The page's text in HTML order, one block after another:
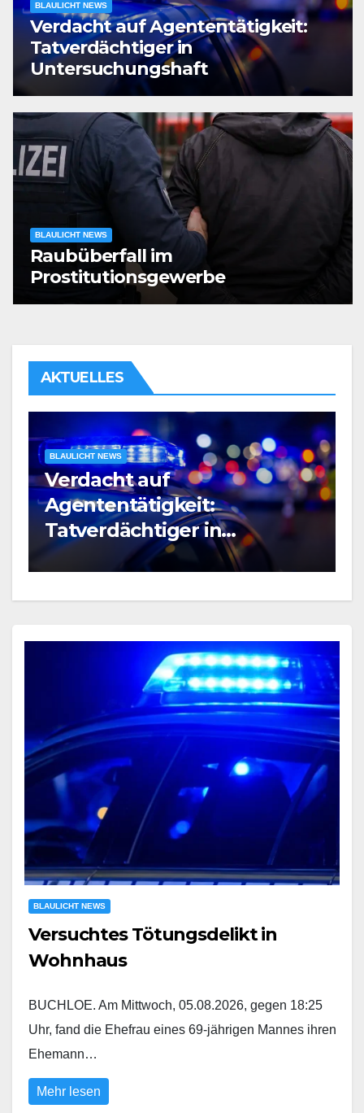
BLAULICHT NEWS
Verdacht auf Agententätigkeit:
Tatverdächtiger in
Untersuchungshaft
BLAULICHT NEWS
Raubüberfall im
Prostitutionsgewerbe
AKTUELLES
BLAULICHT NEWS
Verdacht auf
Agententätigkeit:
Tatverdächtiger in
Untersuchungshaft
BLAULICHT NEWS
Versuchtes Tötungsdelikt in
Wohnhaus
BUCHLOE. Am Mittwoch, 05.08.2026, gegen 18:25
Uhr, fand die Ehefrau eines 69-jährigen Mannes ihren
Ehemann…
Mehr lesen